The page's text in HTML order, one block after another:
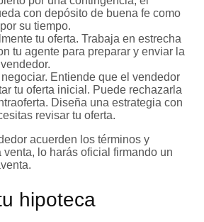
con depósito de buena fe como
su tiempo.
tu oferta. Trabaja en estrecha
tu agente para preparar y enviar la
Entiende que el vendedor
tu oferta inicial. Puede rechazarla
Diseña una estrategia con
revisar tu oferta.
acuerden los términos y
lo harás oficial firmando un
hipoteca